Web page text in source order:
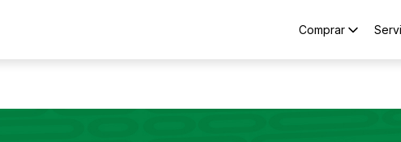
Comprar